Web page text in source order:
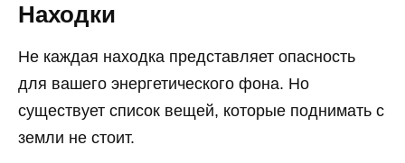
Находки
Не каждая находка представляет опасность
для вашего энергетического фона. Но
существует список вещей, которые поднимать с
земли не стоит.